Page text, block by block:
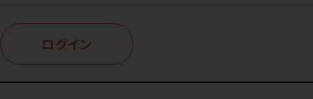
ログイン